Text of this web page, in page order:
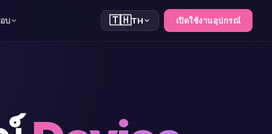
บ 🇹🇭TH เปิดใช้งานอุปกรณ์